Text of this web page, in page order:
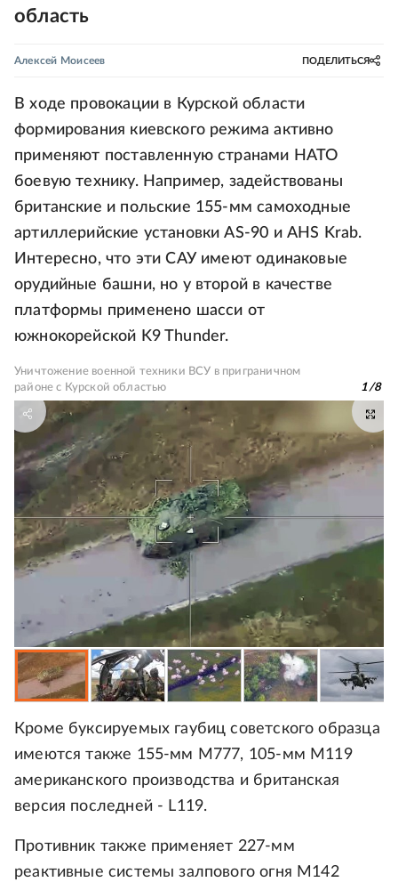
область
Алексей Моисеев ПОДЕЛИТЬСЯ
В ходе провокации в Курской области
формирования киевского режима активно
применяют поставленную странами НАТО
боевую технику. Например, задействованы
британские и польские 155-мм самоходные
артиллерийские установки AS-90 и AHS Krab.
Интересно, что эти САУ имеют одинаковые
орудийные башни, но у второй в качестве
платформы применено шасси от
южнокорейской K9 Thunder.
Уничтожение военной техники ВСУ в приграничном
районе с Курской областью
1/8
Кроме буксируемых гаубиц советского образца
имеются также 155-мм М777, 105-мм М119
американского производства и британская
версия последней - L119.
Противник также применяет 227-мм
реактивные системы залпового огня M142